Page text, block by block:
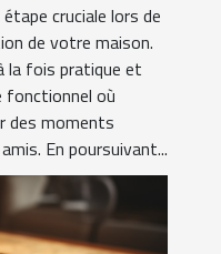
cruciale lors de
de votre maison.
la fois pratique et
où
des moments
En poursuivant...